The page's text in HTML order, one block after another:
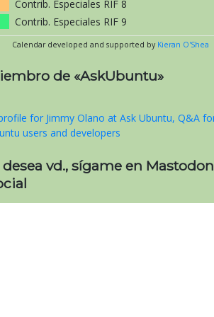
Contrib. Especiales RIF 8
Contrib. Especiales RIF 9
Calendar developed and supported by Kieran O'Shea
de «AskUbuntu»
desea vd., sígame en Mastodon